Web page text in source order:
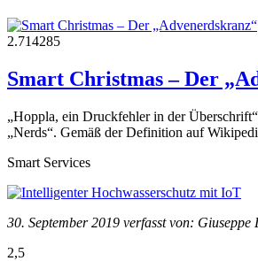
2.714285
Smart Christmas – Der
„Hoppla, ein Druckfehler in der
„Nerds“. Gemäß der Definition auf
Smart Services
30. September 2019 verfasst von: Giuseppe
2,5